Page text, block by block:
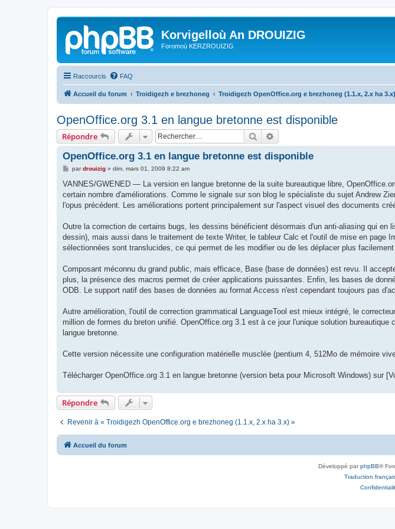
Korvigelloù An DROUIZIG
Foromoù KERZROUIZIG
Raccourcis FAQ
Accueil du forum Troidigezh e brezhoneg Troidigezh OpenOffice.org e brezhoneg (1.1.x, 2.x ha 3.x)
OpenOffice.org 3.1 en langue bretonne est disponible
Répondre Rechercher
OpenOffice.org 3.1 en langue bretonne est disponible
M
s
a
g
e
pardrouizig» dim. mars 01, 2009 8:22 am
VANNES/GWENED — La version en langue bretonne de la suite bureautique libre,
certain nombre d'améliorations. Comme le signale sur son blog le spécialiste du sujet Andrew
l'opus précédent. Les améliorations portent principalement sur l'aspect visuel des documents
Outre la correction de certains bugs, les dessins bénéficient désormais d'un anti-aliasing qui en
dessin), mais aussi dans le traitement de texte Writer, le tableur Calc et l'outil de mise en page
sélectionnées sont translucides, ce qui permet de les modifier ou de les déplacer plus
Composant méconnu du grand public, mais efficace, Base (base de données) est revu. Il
plus, la présence des macros permet de créer applications puissantes. Enfin, les bases de
ODB. Le support natif des bases de données au format Access n'est cependant toujours pas
Autre amélioration, l'outil de correction grammatical LanguageTool est mieux intégré, le
million de formes du breton unifié. OpenOffice.org 3.1 est à ce jour l'unique solution
langue bretonne.
Cette version nécessite une configuration matérielle musclée (pentium 4, 512Mo de mémoire
Télécharger OpenOffice.org 3.1 en langue bretonne (version beta pour Microsoft Windows) sur
Répondre
Revenir à « Troidigezh OpenOffice.org e brezhoneg (1.1.x, 2.x ha 3.x) »
Accueil du forum
Développé parphpBB®
Traduction